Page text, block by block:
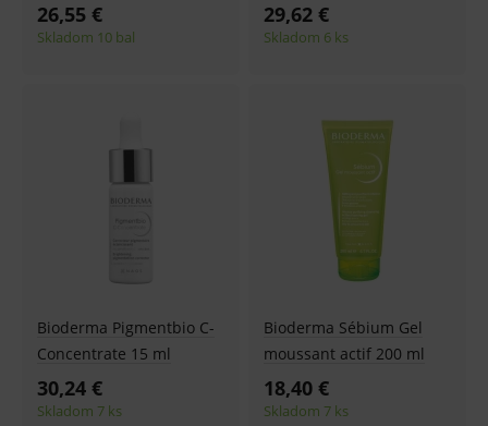
26,55 €
Skladom 10 bal
29,62 €
Skladom 6 ks
Bioderma Pigmentbio C-
Concentrate 15 ml
30,24 €
Skladom 7 ks
Bioderma Sébium Gel
moussant actif 200 ml
18,40 €
Skladom 7 ks